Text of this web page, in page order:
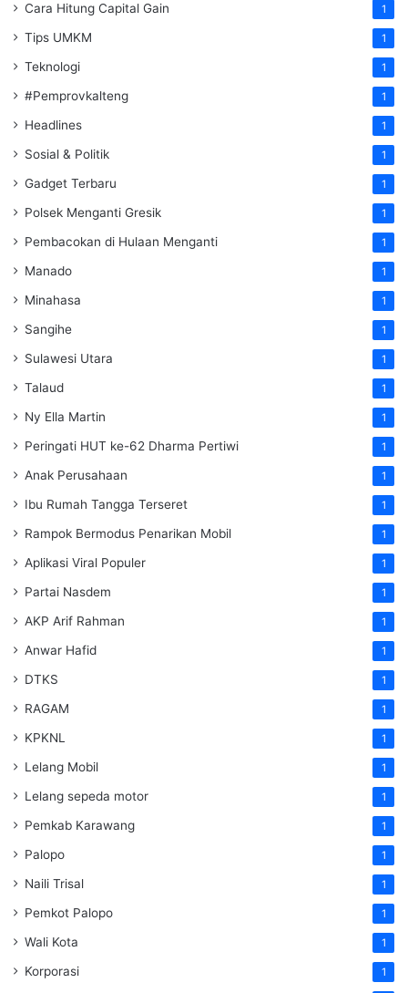
Cara Hitung Capital Gain 1
Tips UMKM 1
Teknologi 1
#Pemprovkalteng 1
Headlines 1
Sosial & Politik 1
Gadget Terbaru 1
Polsek Menganti Gresik 1
Pembacokan di Hulaan Menganti 1
Manado 1
Minahasa 1
Sangihe 1
Sulawesi Utara 1
Talaud 1
Ny Ella Martin 1
Peringati HUT ke-62 Dharma Pertiwi 1
Anak Perusahaan 1
Ibu Rumah Tangga Terseret 1
Rampok Bermodus Penarikan Mobil 1
Aplikasi Viral Populer 1
Partai Nasdem 1
AKP Arif Rahman 1
Anwar Hafid 1
DTKS 1
RAGAM 1
KPKNL 1
Lelang Mobil 1
Lelang sepeda motor 1
Pemkab Karawang 1
Palopo 1
Naili Trisal 1
Pemkot Palopo 1
Wali Kota 1
Korporasi 1